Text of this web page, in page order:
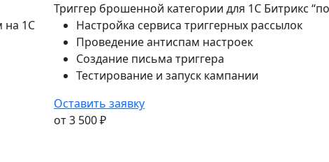
на 1C
Триггер брошенной категории для 1C Битрикс
Настройка сервиса триггерных рассылок
Проведение антиспам настроек
Создание письма триггера
Тестирование и запуск кампании
Оставить заявку
от 3 500 ₽